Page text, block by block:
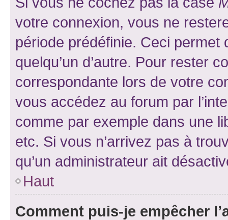
votre connexion, vous ne
période prédéfinie. Ceci permet
quelqu’un d’autre. Pour rester
correspondante lors de votre
vous accédez au forum par
comme par exemple dans une
etc. Si vous n’arrivez pas à
qu’un administrateur ait
Haut
Comment puis-je empêcher